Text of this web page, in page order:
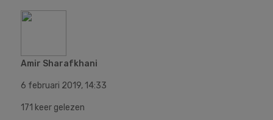
Amir Sharafkhani
6 februari 2019, 14:33
171 keer gelezen